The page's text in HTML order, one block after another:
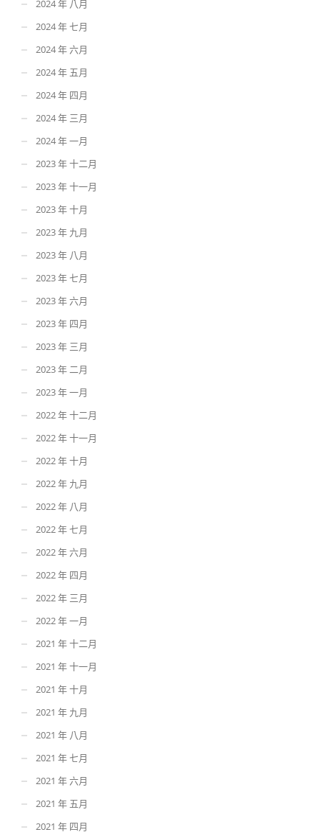
2024 年 八月
2024 年 七月
2024 年 六月
2024 年 五月
2024 年 四月
2024 年 三月
2024 年 一月
2023 年 十二月
2023 年 十一月
2023 年 十月
2023 年 九月
2023 年 八月
2023 年 七月
2023 年 六月
2023 年 四月
2023 年 三月
2023 年 二月
2023 年 一月
2022 年 十二月
2022 年 十一月
2022 年 十月
2022 年 九月
2022 年 八月
2022 年 七月
2022 年 六月
2022 年 四月
2022 年 三月
2022 年 一月
2021 年 十二月
2021 年 十一月
2021 年 十月
2021 年 九月
2021 年 八月
2021 年 七月
2021 年 六月
2021 年 五月
2021 年 四月